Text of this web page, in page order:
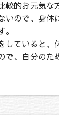
較的お元気な
いので、身体
していると、
で、自分のた